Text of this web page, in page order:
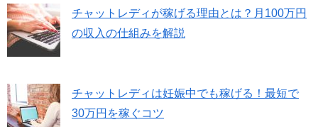
チャットレディが稼げる理由とは？月100万円
の収入の仕組みを解説
チャットレディは妊娠中でも稼げる！最短で
30万円を稼ぐコツ